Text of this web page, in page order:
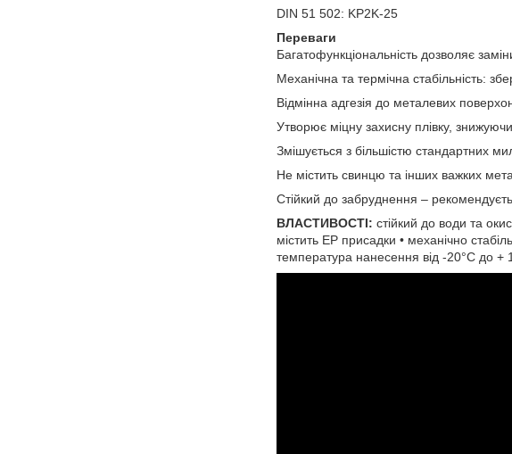
DIN 51 502: KP2K-25
Переваги
Багатофункціональність дозволяє
Механічна та термічна стабільність:
Відмінна адгезія до металевих
Утворює міцну захисну плівку,
Змішується з більшістю стандартних
Не містить свинцю та інших важких
Стійкий до забруднення –
ВЛАСТИВОСТІ: стійкий до води та
містить ЕР присадки • механічно
температура нанесення від -20°C до +